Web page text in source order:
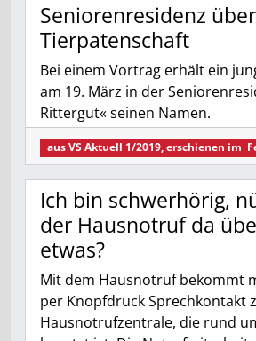
Seniorenresidenz
Tierpatenschaft
Bei einem Vortrag erhält ein
am 19. März in der
Rittergut« seinen Namen.
ausVS Aktuell 1/2019, erschienen im
Ich bin schwerhörig,
der Hausnotruf da
etwas?
Mit dem Hausnotruf bekommt
per Knopfdruck Sprechkontakt
Hausnotrufzentrale, die rund